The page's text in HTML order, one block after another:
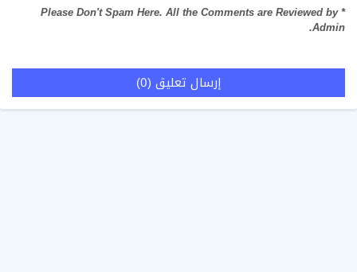
* Please Don't Spam Here. All the Comments are Reviewed by
Admin.
إرسال تعليق (0)